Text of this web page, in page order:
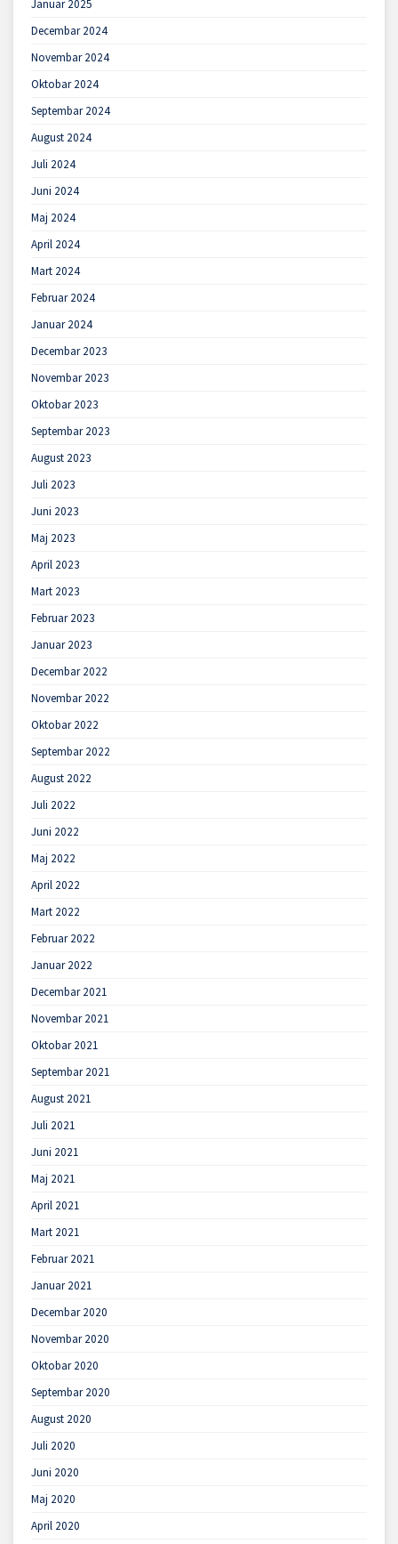
Januar 2025
Decembar 2024
Novembar 2024
Oktobar 2024
Septembar 2024
August 2024
Juli 2024
Juni 2024
Maj 2024
April 2024
Mart 2024
Februar 2024
Januar 2024
Decembar 2023
Novembar 2023
Oktobar 2023
Septembar 2023
August 2023
Juli 2023
Juni 2023
Maj 2023
April 2023
Mart 2023
Februar 2023
Januar 2023
Decembar 2022
Novembar 2022
Oktobar 2022
Septembar 2022
August 2022
Juli 2022
Juni 2022
Maj 2022
April 2022
Mart 2022
Februar 2022
Januar 2022
Decembar 2021
Novembar 2021
Oktobar 2021
Septembar 2021
August 2021
Juli 2021
Juni 2021
Maj 2021
April 2021
Mart 2021
Februar 2021
Januar 2021
Decembar 2020
Novembar 2020
Oktobar 2020
Septembar 2020
August 2020
Juli 2020
Juni 2020
Maj 2020
April 2020